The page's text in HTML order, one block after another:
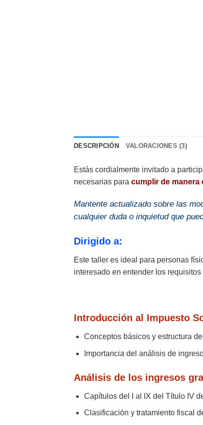
DESCRIPCIÓN VALORACIONES (3)
Estás cordialmente invitado a
necesarias para cumplir de manera
Mantente actualizado sobre las
cualquier duda o inquietud que
Dirigido a:
Este taller es ideal para personas
interesado en entender los
Introducción al Impuesto
Conceptos básicos y estructura
Importancia del análisis de
Análisis de los ingresos
Capítulos del I al IX del Título IV
Clasificación y tratamiento fiscal